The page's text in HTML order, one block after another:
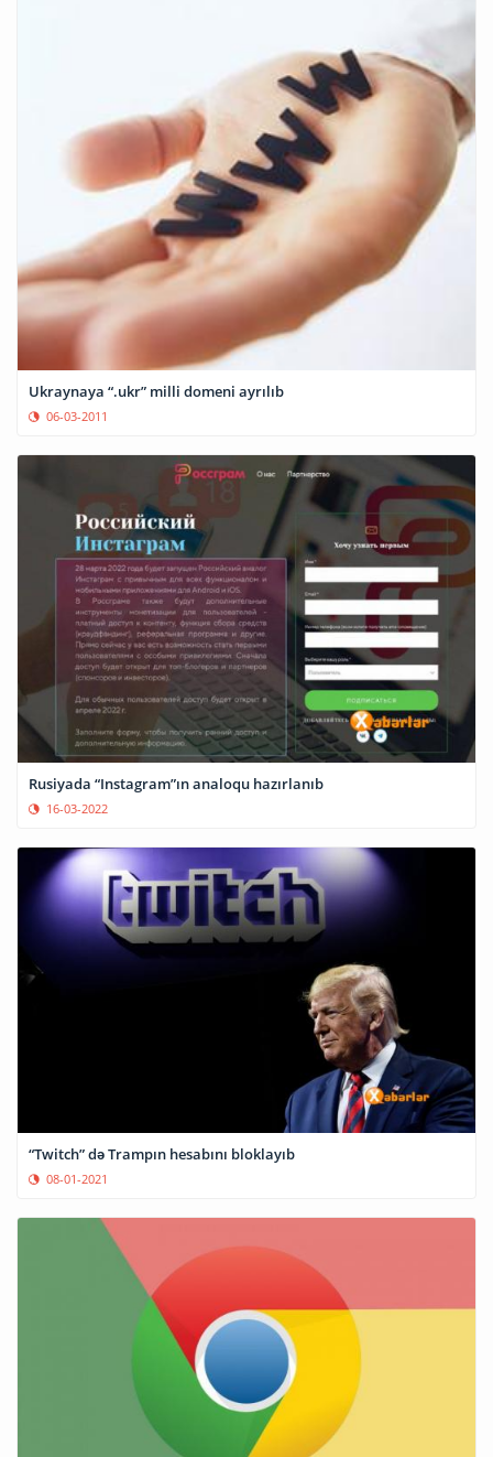
Ukraynaya “.ukr” milli domeni ayrılıb
06-03-2011
Rusiyada “Instagram”ın analoqu hazırlanıb
16-03-2022
“Twitch” də Trampın hesabını bloklayıb
08-01-2021